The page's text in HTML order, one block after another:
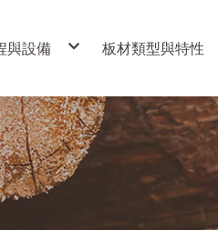
與設備 板材類型與特性